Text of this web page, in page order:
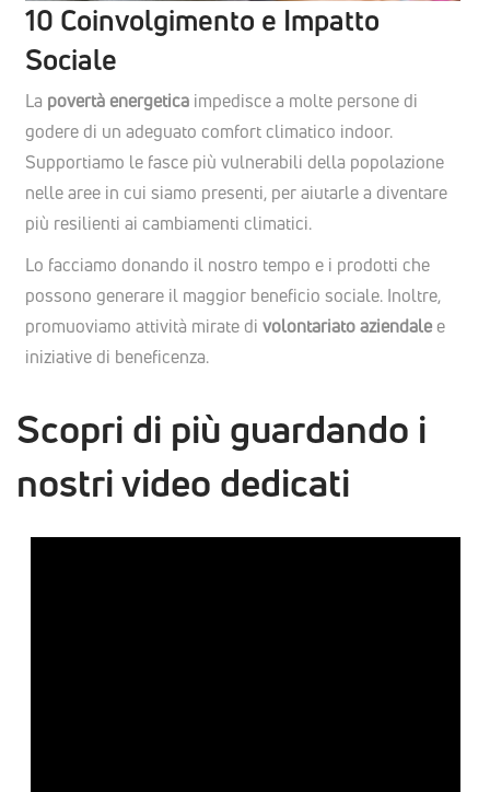
10 Coinvolgimento e Impatto
Sociale
La povertà energeticaimpedisce a molte persone di
godere di un adeguato comfort climatico indoor.
Supportiamo le fasce più vulnerabili della popolazione
nelle aree in cui siamo presenti, per aiutarle a diventare
più resilienti ai cambiamenti climatici.
Lo facciamo donando il nostro tempo e i prodotti che
possono generare il maggior beneficio sociale. Inoltre,
promuoviamo attività mirate di volontariato aziendalee
iniziative di beneficenza.
Scopri di più guardando i
nostri video dedicati